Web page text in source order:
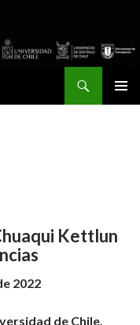
Kettlun
2022
de Chile.